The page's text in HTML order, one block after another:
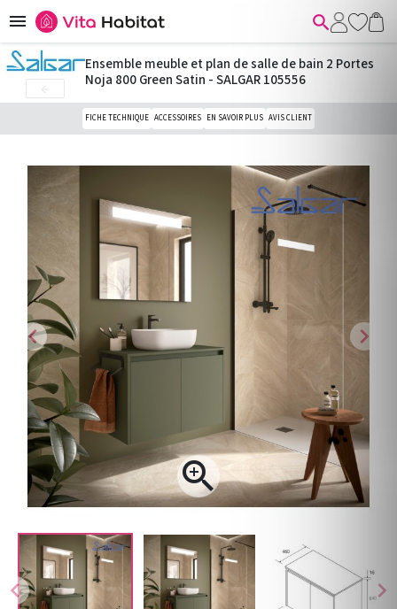
 
chevron_left chevron_right
chevron_left

chevron_right
Ensemble meuble et plan de salle de bain 2 Portes
Noja 800 Green Satin - SALGAR 105556
FICHE TECHNIQUE ACCESSOIRES EN SAVOIR PLUS AVIS CLIENT